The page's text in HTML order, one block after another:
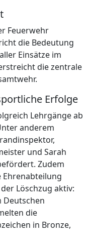
Feuerwehr
die Bedeutung
Einsätze im
die zentrale
Erfolge
Lehrgänge ab
anderem
und Sarah
Zudem
Ehrenabteilung
Löschzug aktiv:
Deutschen
die
in Bronze,